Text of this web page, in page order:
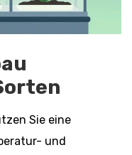
Sie eine
und